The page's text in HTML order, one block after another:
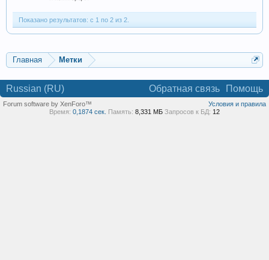
Показано результатов: с 1 по 2 из 2.
Главная Метки
Russian (RU) Обратная связь Помощь
Условия и правила
Forum software by XenForo™
Время: 0,1874 сек. Память: 8,331 МБ Запросов к БД: 12